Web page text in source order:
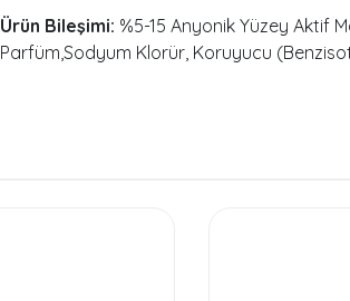
Ürün Bileşimi: %5-15 Anyonik Yüzey Aktif
Parfüm,Sodyum Klorür, Koruyucu